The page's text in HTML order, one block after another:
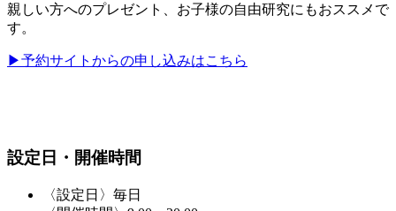
親しい方へのプレゼント、お子様の自由研究にもおススメで
す。
▶予約サイトからの申し込みはこちら
設定日・開催時間
〈設定日〉毎日